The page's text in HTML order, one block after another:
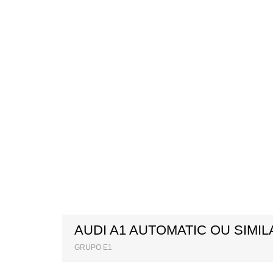
AUDI A1 AUTOMATIC OU
GRUPO E1